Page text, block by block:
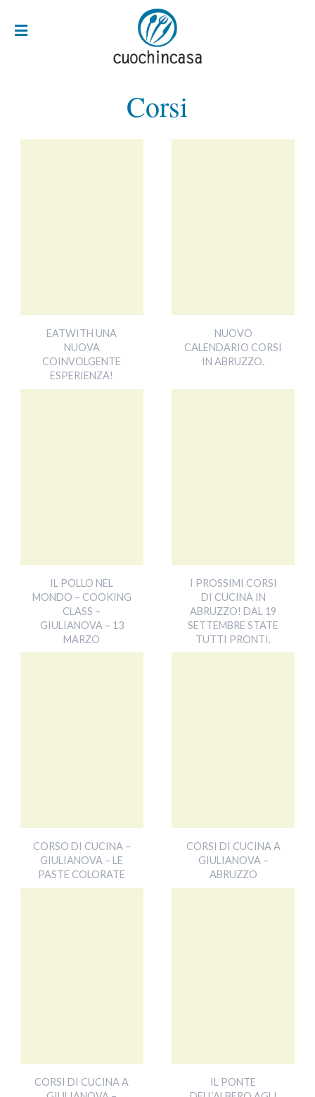
Corsi
EATWITH UNA
NUOVA
COINVOLGENTE
ESPERIENZA!
NUOVO
CALENDARIO CORSI
IN ABRUZZO.
IL POLLO NEL
MONDO – COOKING
CLASS –
GIULIANOVA – 13
MARZO
I PROSSIMI CORSI
DI CUCINA IN
ABRUZZO! DAL 19
SETTEMBRE STATE
TUTTI PRONTI.
CORSO DI CUCINA –
GIULIANOVA – LE
PASTE COLORATE
CORSI DI CUCINA A
GIULIANOVA –
ABRUZZO
CORSI DI CUCINA A
IL PONTE